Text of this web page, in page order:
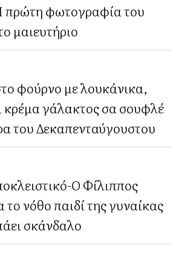
φωτογραφία του
μαιευτήριο
φούρνο με λουκάνικα,
κρέμα γάλακτος σα σουφλέ
του Δεκαπενταύγουστου
Ο Φίλιππος
το νόθο παιδί της γυναίκας
σκάνδαλο